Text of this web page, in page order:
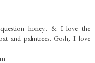
honey.. & I love the
and palmtrees. Gosh, I love